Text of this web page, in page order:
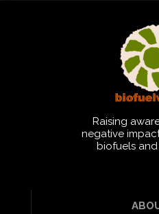
Raising
negative
biofuels